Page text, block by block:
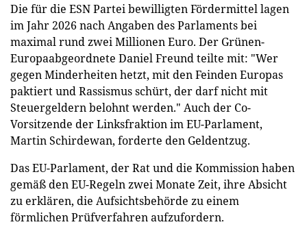
Die für die ESN Partei bewilligten Fördermittel lagen
im Jahr 2026 nach Angaben des Parlaments bei
maximal rund zwei Millionen Euro. Der Grünen-
Europaabgeordnete Daniel Freund teilte mit: "Wer
gegen Minderheiten hetzt, mit den Feinden Europas
paktiert und Rassismus schürt, der darf nicht mit
Steuergeldern belohnt werden." Auch der Co-
Vorsitzende der Linksfraktion im EU-Parlament,
Martin Schirdewan, forderte den Geldentzug.
Das EU-Parlament, der Rat und die Kommission haben
gemäß den EU-Regeln zwei Monate Zeit, ihre Absicht
zu erklären, die Aufsichtsbehörde zu einem
förmlichen Prüfverfahren aufzufordern.